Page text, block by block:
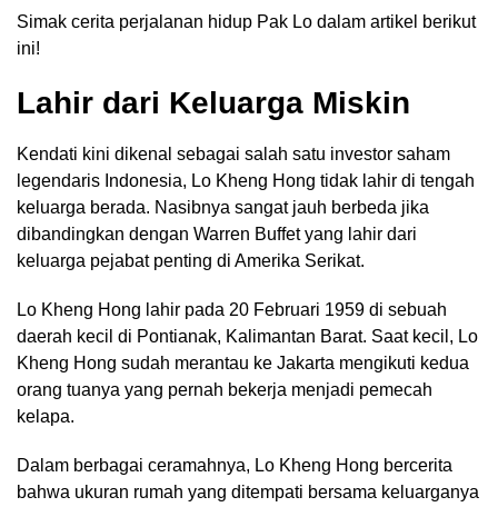
Simak cerita perjalanan hidup Pak Lo dalam artikel berikut
ini!
Lahir dari Keluarga Miskin
Kendati kini dikenal sebagai salah satu investor saham
legendaris Indonesia, Lo Kheng Hong tidak lahir di tengah
keluarga berada. Nasibnya sangat jauh berbeda jika
dibandingkan dengan Warren Buffet yang lahir dari
keluarga pejabat penting di Amerika Serikat.
Lo Kheng Hong lahir pada 20 Februari 1959 di sebuah
daerah kecil di Pontianak, Kalimantan Barat. Saat kecil, Lo
Kheng Hong sudah merantau ke Jakarta mengikuti kedua
orang tuanya yang pernah bekerja menjadi pemecah
kelapa.
Dalam berbagai ceramahnya, Lo Kheng Hong bercerita
bahwa ukuran rumah yang ditempati bersama keluarganya